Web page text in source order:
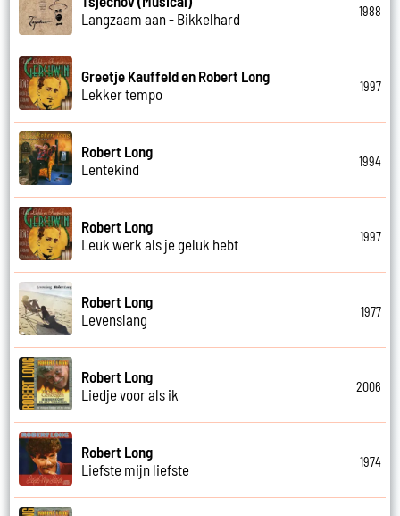
Langzaam aan - Bikkelhard
1988
Greetje Kauffeld en Robert Long
Lekker tempo
1997
Robert Long
Lentekind
1994
Robert Long
Leuk werk als je geluk hebt
1997
Robert Long
Levenslang
1977
Robert Long
Liedje voor als ik
2006
Robert Long
Liefste mijn liefste
1974